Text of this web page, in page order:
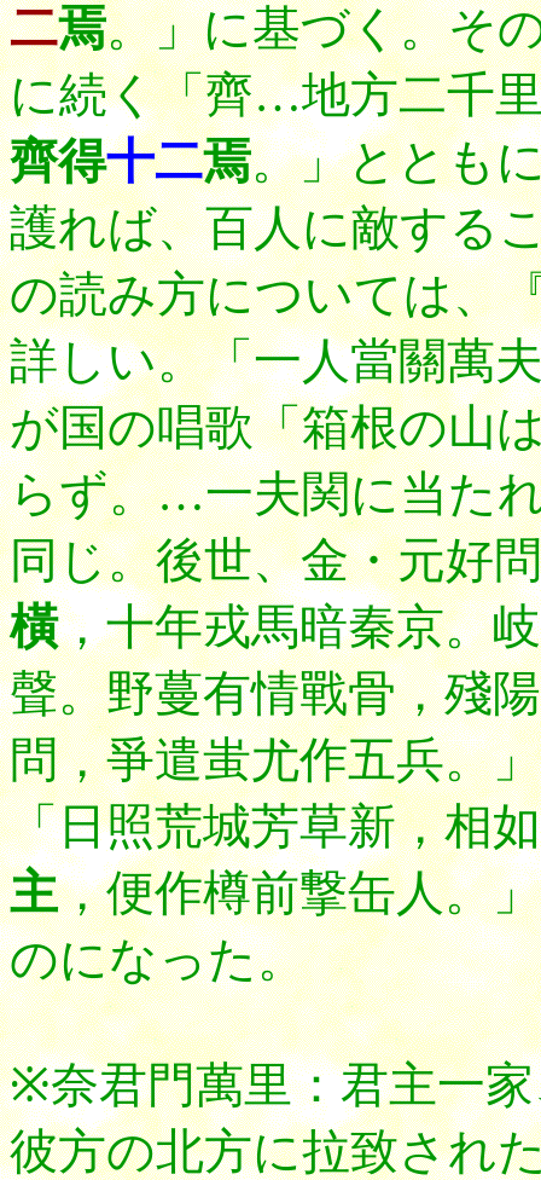
二焉。」に基づく。そ
に続く「齊…地方二千
齊得十二焉。」ととも
護れば、百人に敵する
の読み方については、
詳しい。「一人當關萬
が国の唱歌「箱根の山
らず。…一夫関に当た
同じ。後世、金・元好
橫，十年戎馬暗秦京。
聲。野蔓有情戰骨，殘
問，爭遣蚩尤作五兵。」
「日照荒城芳草新，相
主，便作樽前撃缶人。
のになった。
※奈君門萬里：君主一
彼方の北方に拉致され